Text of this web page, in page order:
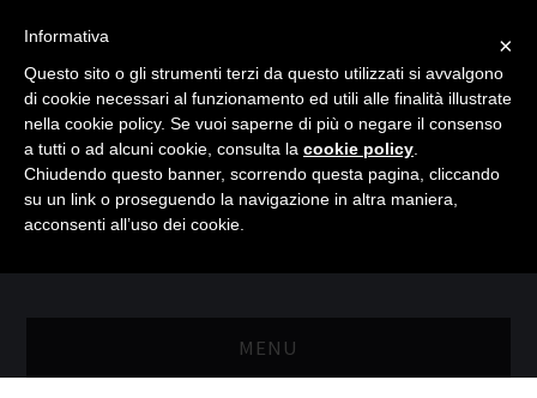
MENU
×
Informativa
Questo sito o gli strumenti terzi da questo utilizzati si avvalgono
di cookie necessari al funzionamento ed utili alle finalità illustrate
nella cookie policy. Se vuoi saperne di più o negare il consenso
a tutti o ad alcuni cookie, consulta la cookie policy
Chiudendo questo banner, scorrendo questa pagina, cliccando
su un link o proseguendo la navigazione in altra maniera,
acconsenti all’uso dei cookie.